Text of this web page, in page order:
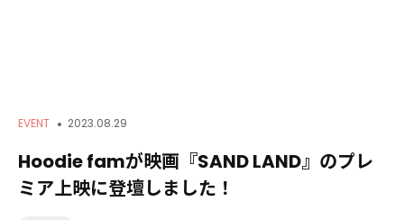
Service
Creators
EVENT 2023.08.29
Hoodie famが映画『SAND LAND』のプレ
ミア上映に登壇しました！